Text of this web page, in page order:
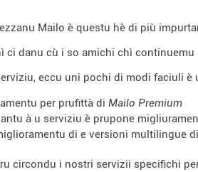
Mailo è questu hè di più
ci danu cù i so amichi chì continuemu
eccu uni pochi di modi faciuli è
per prufittà di Mailo Premium
à u serviziu è prupone
di e versioni multilingue
circondu i nostri servizii specifichi